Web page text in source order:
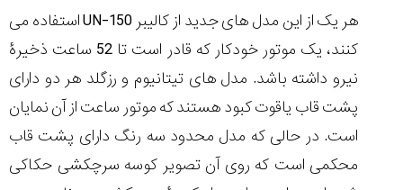
هر یک از این مدل های جدید از کالیبر UN-150 استفاده می
کنند، یک موتور خودکار که قادر است تا 52 ساعت ذخیرۀ
نیرو داشته باشد. مدل های تیتانیوم و رزگلد هر دو دارای
پشت قاب یاقوت کبود هستند که موتور ساعت از آن نمایان
است. در حالی که مدل محدود سه رنگ دارای پشت قاب
محکمی است که روی آن تصویر کوسه سرچکشی حکاکی